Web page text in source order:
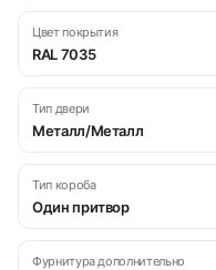
Цвет покрытия
RAL 7035
Тип двери
Металл/Металл
Тип короба
Один притвор
Фурнитура дополнительно